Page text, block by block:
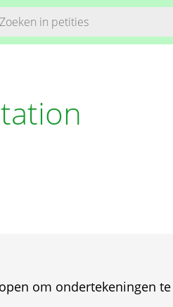
om ondertekeningen te